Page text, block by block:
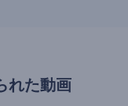
れた動画